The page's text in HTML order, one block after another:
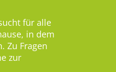
für alle
in dem
Zu Fragen
zur